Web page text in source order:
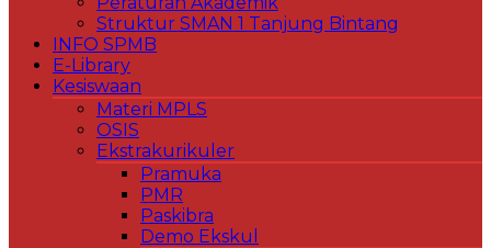
Struktur SMAN 1 Tanjung Bintang
INFO SPMB
E-Library
Kesiswaan
Materi MPLS
OSIS
Ekstrakurikuler
Pramuka
PMR
Paskibra
Demo Ekskul